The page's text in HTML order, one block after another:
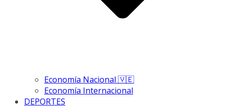
Economía Nacional 🇻🇪
Economía Internacional
DEPORTES